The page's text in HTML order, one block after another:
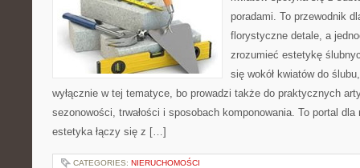
poradami. To przewodnik
florystyczne detale, a
zrozumieć estetykę
się wokół kwiatów do
wyłącznie w tej tematyce, bo prowadzi także do praktycznych
sezonowości, trwałości i sposobach komponowania. To portal
estetyka łączy się z […]
CATEGORIES: NIERUCHOMOŚCI